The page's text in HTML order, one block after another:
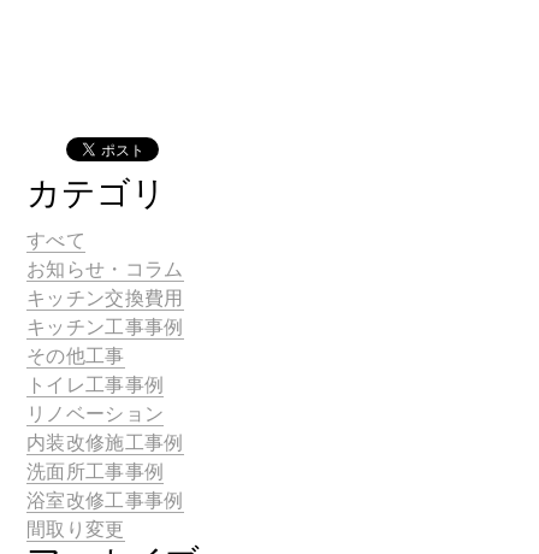
カテゴリ
すべて
お知らせ・コラム
キッチン交換費用
キッチン工事事例
その他工事
トイレ工事事例
リノベーション
内装改修施工事例
洗面所工事事例
浴室改修工事事例
間取り変更